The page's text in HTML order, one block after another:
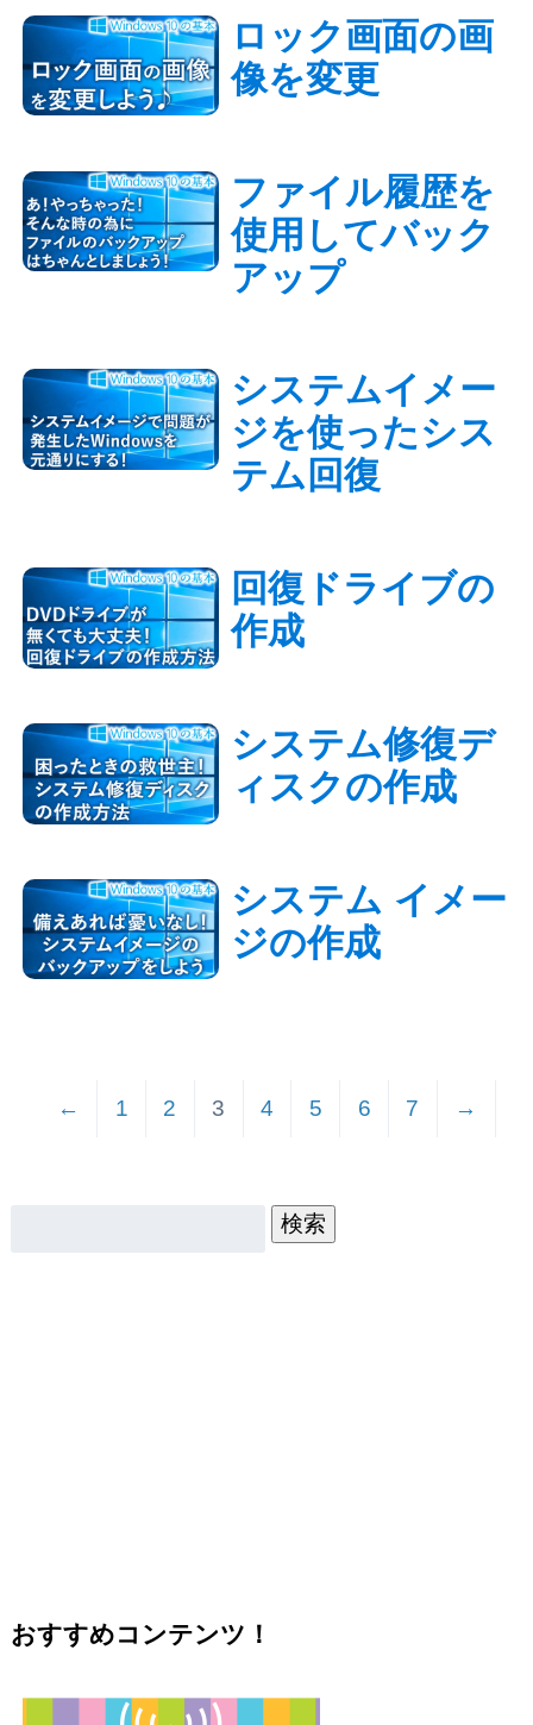
ロック画面の画
像を変更
ファイル履歴を
使用してバック
アップ
システムイメー
ジを使ったシス
テム回復
回復ドライブの
作成
システム修復デ
ィスクの作成
システム イメー
ジの作成
← 1 2 3 4 5 6 7 →
検索
おすすめコンテンツ！